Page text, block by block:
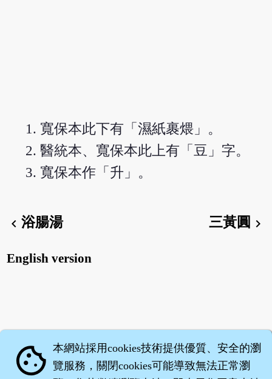
寬保本此下有「濕紙裹煨」。
醫統本、寬保本此上有「豆」字。
寬保本作「升」。
chevron_left浴腸湯 三黃圓 chevron_right
English version
cookie 本網站採用cookies技術提供優質、安全的瀏
覽服務，關閉cookies可能導致無法正常瀏